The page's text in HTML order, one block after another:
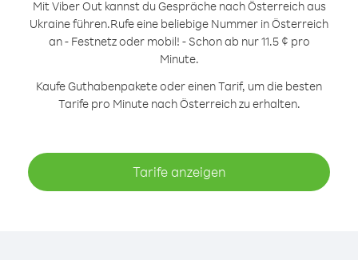
Mit Viber Out kannst du Gespräche nach Österreich aus
Ukraine führen.Rufe eine beliebige Nummer in Österreich
an - Festnetz oder mobil! - Schon ab nur 11.5 ¢ pro
Minute.
Kaufe Guthabenpakete oder einen Tarif, um die besten
Tarife pro Minute nach Österreich zu erhalten.
Tarife anzeigen